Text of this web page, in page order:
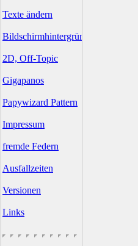
Texte ändern
Bildschirmhintergründe
2D, Off-Topic
Gigapanos
Papywizard Pattern
Impressum
fremde Federn
Ausfallzeiten
Versionen
Links